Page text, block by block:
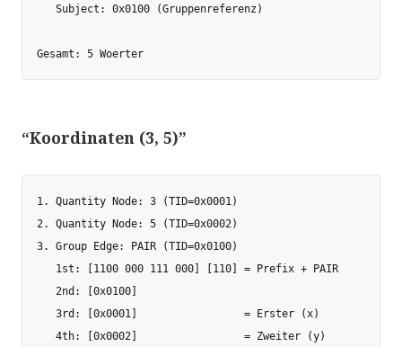
   Subject: 0x0100 (Gruppenreferenz)
“Koordinaten (3, 5)”
1. Quantity Node: 3 (TID=0x0001)
2. Quantity Node: 5 (TID=0x0002)
3. Group Edge: PAIR (TID=0x0100)
   1st: [1100 000 111 000] [110] = Prefix + PAIR
   2nd: [0x0100]
   3rd: [0x0001]                 = Erster (x)
   4th: [0x0002]                 = Zweiter (y)